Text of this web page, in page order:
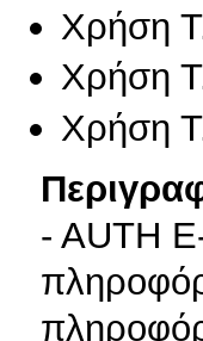
Χρήση
Χρήση
Χρήση
- AUTH